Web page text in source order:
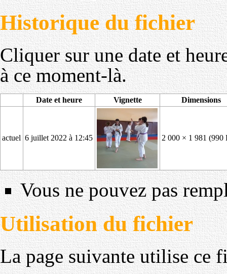
Historique du fichier
Cliquer sur une date et
à ce moment-là.
Date et heure Vignette Dimensions
actuel 6 juillet 2022 à 12:45 2 000 × 1 981(990
Vous ne pouvez pas
Utilisation du fichier
La page suivante utilise ce